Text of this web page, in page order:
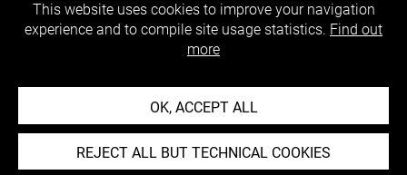
This website uses cookies to improve your navigation
experience and to compile site usage statistics. Find out
more
OK, ACCEPT ALL
REJECT ALL BUT TECHNICAL COOKIES